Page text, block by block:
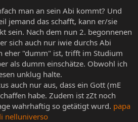
man an sein Abi kommt? Und
jemand das schafft, kann er/sie
sein. Nach dem nun 2. begonnenen
sich auch nur iwie durchs Abi
eher "dumm" ist, trifft im Studium
als dumm einschätze. Obwohl ich
unklug halte.
auch nur aus, dass ein Gott (mE
habe. Zudem ist zZt noch
wahrhaftig so getätigt wurd. papa
nelluniverso